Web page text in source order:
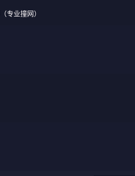
专业撞网）